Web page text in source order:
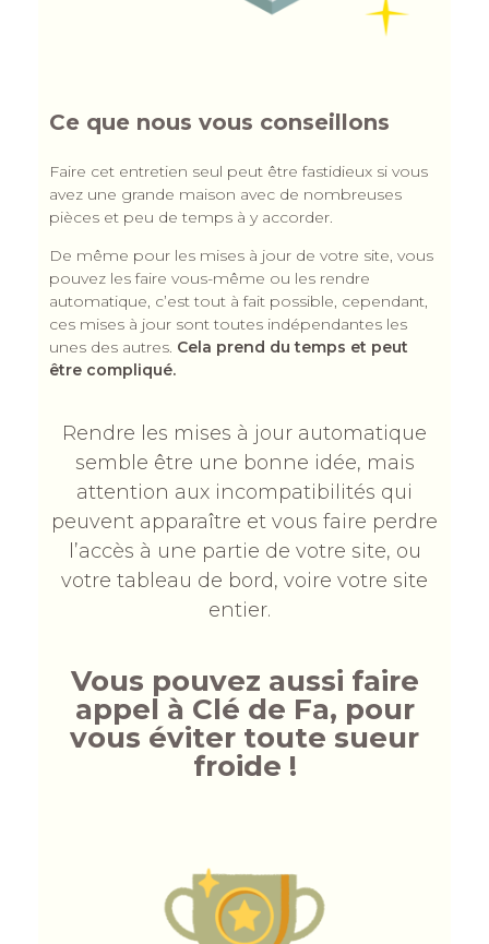
Ce que nous vous conseillons
Faire cet entretien seul peut être fastidieux si vous
avez une grande maison avec de nombreuses
pièces et peu de temps à y accorder.
De même pour les mises à jour de votre site, vous
pouvez les faire vous-même ou les rendre
automatique, c’est tout à fait possible, cependant,
ces mises à jour sont toutes indépendantes les
unes des autres. Cela prend du temps et peut
être compliqué.
Rendre les mises à jour automatique
semble être une bonne idée, mais
attention aux incompatibilités qui
peuvent apparaître et vous faire perdre
l’accès à une partie de votre site, ou
votre tableau de bord, voire votre site
entier.
Vous pouvez aussi faire
appel à Clé de Fa, pour
vous éviter toute sueur
froide !